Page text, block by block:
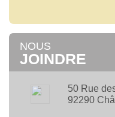
NOUS
JOINDRE
50 Rue
92290